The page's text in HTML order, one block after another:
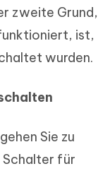
zweite Grund,
ist,
wurden.
Sie zu
Schalter für